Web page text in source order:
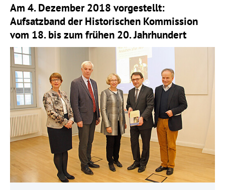
Am 4. Dezember 2018 vorgestellt:
Aufsatzband der Historischen Kommission
vom 18. bis zum frühen 20. Jahrhundert